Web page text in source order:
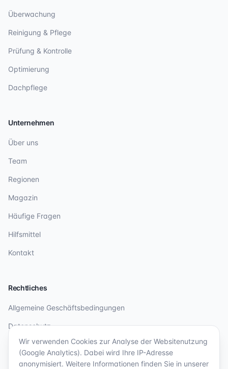
Wir verwenden Cookies zur Analyse der Websitenutzung
(Google Analytics). Dabei wird Ihre IP-Adresse
anonymisiert. Weitere Informationen finden Sie in unserer
Überwachung
Reinigung & Pflege
Prüfung & Kontrolle
Optimierung
Dachpflege
Unternehmen
Über uns
Team
Regionen
Magazin
Häufige Fragen
Hilfsmittel
Kontakt
Rechtliches
Allgemeine Geschäftsbedingungen
Datenschutz
Impressum